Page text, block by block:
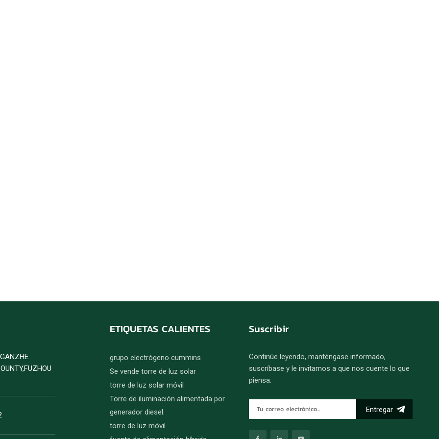
ETIQUETAS CALIENTES
grupo electrógeno cummins
Se vende torre de luz solar
torre de luz solar móvil
Torre de iluminación alimentada por
generador diesel.
torre de luz móvil
Suscribir
Continúe leyendo, manténgase informado,
suscríbase y le invitamos a que nos cuente lo que
piensa.
Entregar